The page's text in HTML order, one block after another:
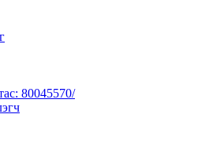
80045570/